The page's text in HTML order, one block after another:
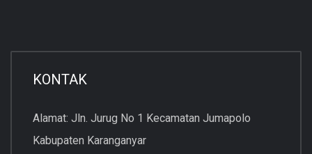
KONTAK
Alamat: Jln. Jurug No 1 Kecamatan Jumapolo
Kabupaten Karanganyar